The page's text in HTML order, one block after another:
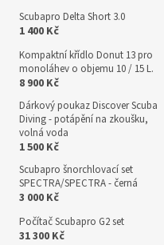
Scubapro Delta Short 3.0
1 400 Kč
Kompaktní křídlo Donut 13 pro
monoláhev o objemu 10 / 15 L.
8 900 Kč
Dárkový poukaz Discover Scuba
Diving - potápění na zkoušku,
volná voda
1 500 Kč
Scubapro šnorchlovací set
SPECTRA/SPECTRA - černá
3 000 Kč
Počítač Scubapro G2 set
31 300 Kč